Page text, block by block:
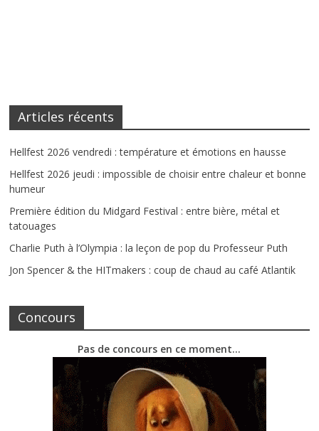
Articles récents
Hellfest 2026 vendredi : température et émotions en hausse
Hellfest 2026 jeudi : impossible de choisir entre chaleur et bonne
humeur
Première édition du Midgard Festival : entre bière, métal et
tatouages
Charlie Puth à l’Olympia : la leçon de pop du Professeur Puth
Jon Spencer & the HITmakers : coup de chaud au café Atlantik
Concours
Pas de concours en ce moment…